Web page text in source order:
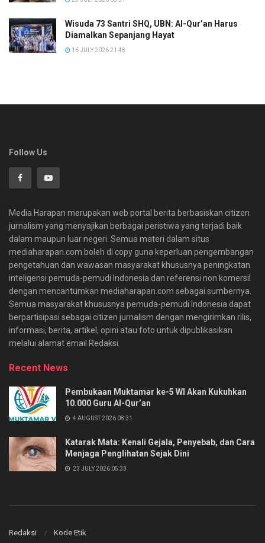
Wisuda 73 Santri SHQ, UBN: Al-Qur’an Harus
Diamalkan Sepanjang Hayat
16 JULY 2026 21:48
Follow Us
Media Harapan merupakan web portal berita berbasiskan citizen
jurnalism yang menyajikan berbagai peristiwa yang terjadi baik
dalam maupun luar negeri. Semua materi dalam situs
mediaharapan.com boleh di copy guna keperluan pengembangan
pengetahuan dan wawasan masyarakat khususnya peningkatan
inteligensi pemuda-pemudi Indonesia dan referensi non komersil
dengan mencantumkan mediaharapan.com sebagai sumbernya.
Semua masyarakat khususnya pemuda-pemudi Indonesia dapat
berpartisipasi sebagai citizen jurnalism dengan mengirimkan rilis,
informasi, berita, artikel, opini atau foto untuk dipublikasikan
melalui alamat email Redaksi.
Recent News
Pembukaan Muktamar ke-5 WI Akan Kukuhkan
10.000 Guru Al-Qur’an
4 AUGUST 2026 08:31
Katarak Mata: Kenali Gejala, Penyebab, dan Cara
Menjaga Penglihatan Sejak Dini
23 JULY 2026 05:33
Redaksi Kode Etik